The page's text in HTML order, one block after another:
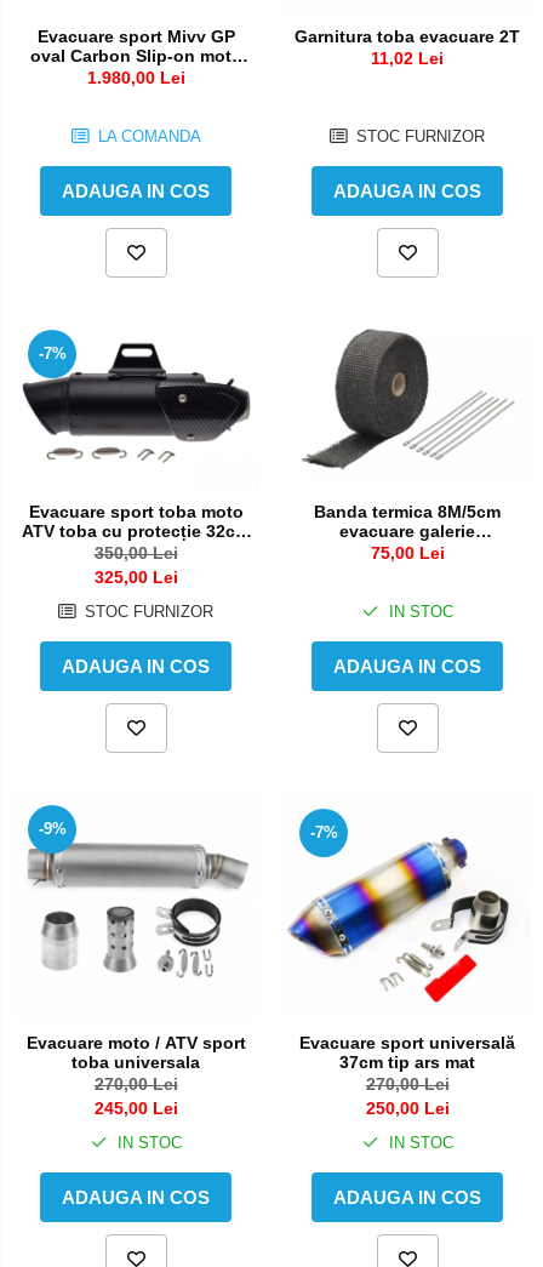
Evacuare sport Mivv GP
oval Carbon Slip-on moto
sport toba
1.980,00 Lei
LA COMANDA
ADAUGA IN COS
Garnitura toba evacuare 2T
11,02 Lei
STOC FURNIZOR
ADAUGA IN COS
-7%
Evacuare sport toba moto
ATV toba cu protecție 32cm
esapament
350,00 Lei
325,00 Lei
STOC FURNIZOR
ADAUGA IN COS
Banda termica 8M/5cm
evacuare galerie
termoizolanta moto ATV
75,00 Lei
IN STOC
ADAUGA IN COS
-9%
Evacuare moto / ATV sport
toba universala
270,00 Lei
245,00 Lei
IN STOC
ADAUGA IN COS
-7%
Evacuare sport universală
37cm tip ars mat
270,00 Lei
250,00 Lei
IN STOC
ADAUGA IN COS